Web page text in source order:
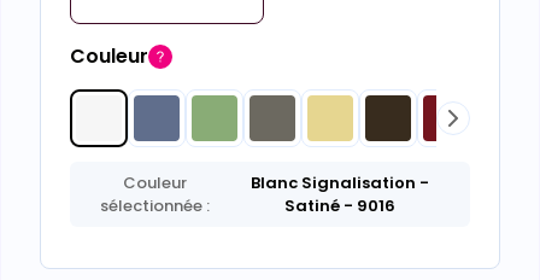
Couleur
Couleur
sélectionnée :
Blanc Signalisation -
Satiné - 9016